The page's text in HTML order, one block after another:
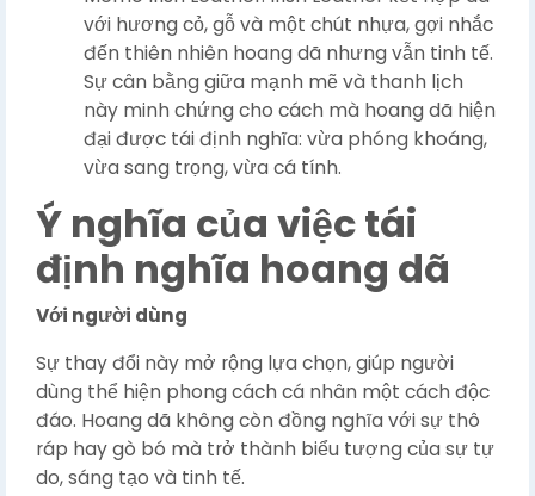
với hương cỏ, gỗ và một chút nhựa, gợi nhắc
đến thiên nhiên hoang dã nhưng vẫn tinh tế.
Sự cân bằng giữa mạnh mẽ và thanh lịch
này minh chứng cho cách mà hoang dã hiện
đại được tái định nghĩa: vừa phóng khoáng,
vừa sang trọng, vừa cá tính.
Ý nghĩa của việc tái
định nghĩa hoang dã
Với người dùng
Sự thay đổi này mở rộng lựa chọn, giúp người
dùng thể hiện phong cách cá nhân một cách độc
đáo. Hoang dã không còn đồng nghĩa với sự thô
ráp hay gò bó mà trở thành biểu tượng của sự tự
do, sáng tạo và tinh tế.